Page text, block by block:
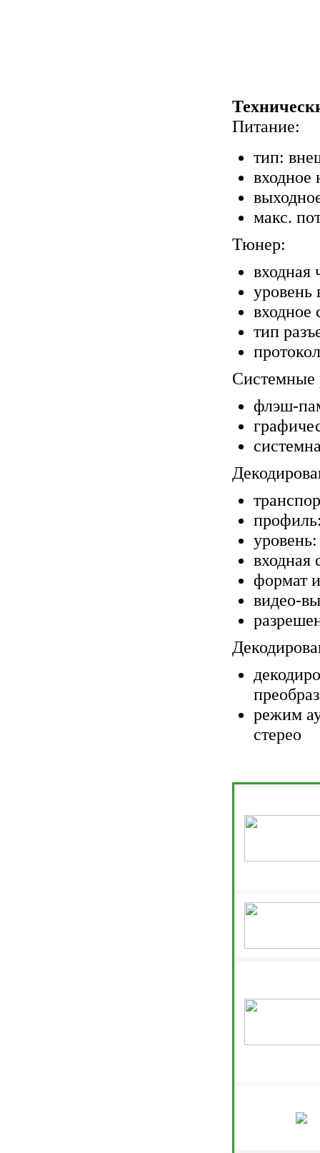
Питание:
тип:
входное
макс.
Тюнер:
входная
уровень
входное
тип
Системные
флэш-
входная
формат
видео-
режим
стерео